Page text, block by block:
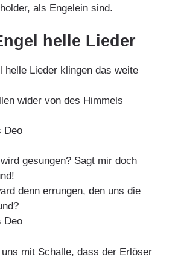
als Engelein sind.
helle Lieder
helle Lieder klingen das weite
wider von des Himmels
Deo
gesungen? Sagt mir doch
denn errungen, den uns die
Deo
mit Schalle, dass der Erlöser